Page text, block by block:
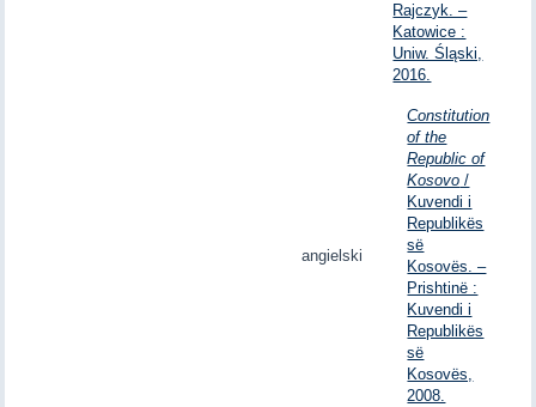
Rajczyk. –
Katowice :
Uniw. Śląski,
2016.
angielski
Constitution
of the
Republic of
Kosovo /
Kuvendi i
Republikës
së
Kosovës. –
Prishtinë :
Kuvendi i
Republikës
së
Kosovës,
2008.